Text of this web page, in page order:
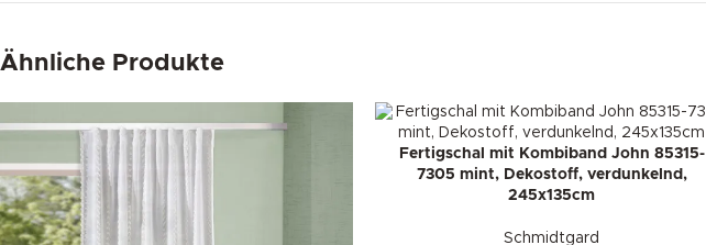
Ähnliche Produkte
Fertigschal mit Kombiband John 85315-
7305 mint, Dekostoff, verdunkelnd,
245x135cm
Schmidtgard